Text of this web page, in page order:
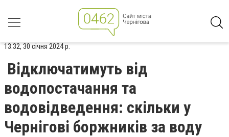
13:32, 30 січня 2024 р.
Відключатимуть від
водопостачання та
водовідведення: скільки у
Чернігові боржників за воду